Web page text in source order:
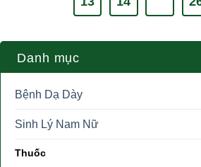
Danh mục
Bệnh Dạ Dày
Sinh Lý Nam Nữ
Thuốc